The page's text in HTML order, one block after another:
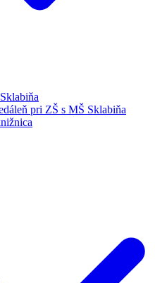
pri ZŠ s MŠ Sklabiňa